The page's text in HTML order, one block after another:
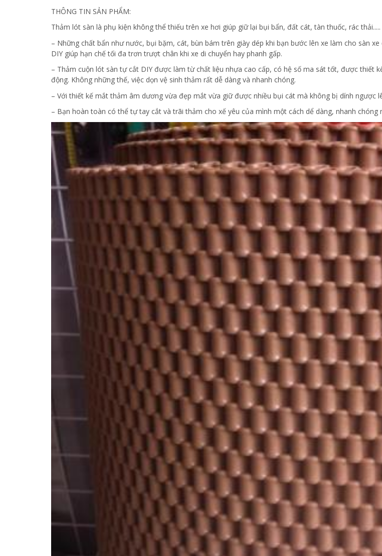
THÔNG TIN SẢN PHẨM:
Thảm lót sàn là phụ kiện không thể thiếu trên xe hơi giúp giữ lại bụi bẩn, đất cát, tàn thuốc, rác thải.....
– Những chất bẩn như nước, bụi bặm, cát, bùn bám trên giày dép khi bạn bước lên xe làm cho sàn
DIY giúp hạn chế tối đa trơn trượt chân khi xe di chuyển hay phanh gấp.
– Thảm cuộn lót sàn tự cắt DIY được làm từ chất liệu nhựa cao cấp, có hệ số ma sát tốt, được thiết
động. Không những thế, việc dọn vệ sinh thảm rất dễ dàng và nhanh chóng.
– Với thiết kế mắt thảm âm dương vừa đẹp mắt vừa giữ được nhiều bụi cát mà không bị dính ngược
– Bạn hoàn toàn có thể tự tay cắt và trãi thảm cho xế yêu của mình một cách dể dàng, nhanh chóng